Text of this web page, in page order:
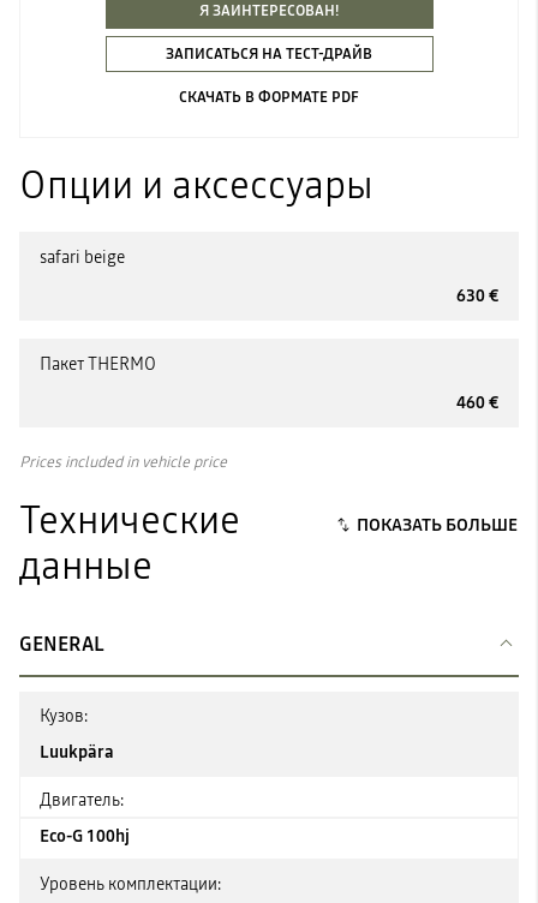
Я ЗАИНТЕРЕСОВАН!
ЗАПИСАТЬСЯ НА ТЕСТ-ДРАЙВ
СКАЧАТЬ В ФОРМАТЕ PDF
Опции и аксессуары
safari beige
630 €
Пакет THERMO
460 €
Prices included in vehicle price
Технические
данные
GENERAL
Кузов:
Luukpära
Двигатель:
Eco-G 100hj
Уровень комплектации: